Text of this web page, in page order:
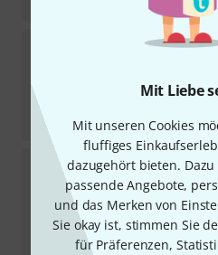
Mit Liebe
Mit unseren Cookies
fluffiges
dazugehört bieten.
passende Angebote,
und das Merken von
Sie okay ist, stimmen Sie
für Präferenzen,
Thomastik131
12,90€
UVP:18 €
-28%
ThomastikVIT02o
Sofort lieferbar
13,80 €
UVP: 19,10
-28%